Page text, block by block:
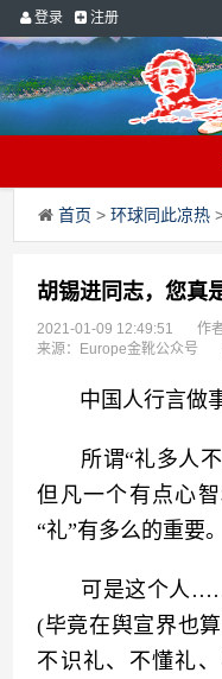
登录 注册
首页 >环球同此凉热
胡锡进同志，您真
2021-01-09 12:49:51
作
来源：Europe金靴公众号
中国人行言做事
所谓“礼多人不
但凡一个有点心
“礼”有多么的重要。
可是这个人……
(毕竟在舆宣界也
不识礼、不懂礼